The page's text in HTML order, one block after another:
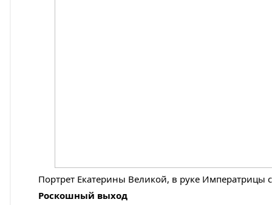
Портрет Екатерины Великой, в руке Императрицы
Роскошный выход